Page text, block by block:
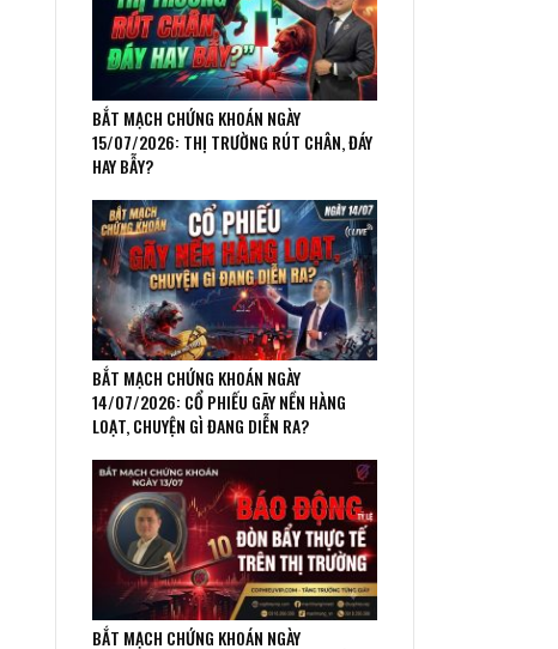
BẮT MẠCH CHỨNG KHOÁN NGÀY
15/07/2026: THỊ TRƯỜNG RÚT CHÂN, ĐÁY
HAY BẪY?
BẮT MẠCH CHỨNG KHOÁN NGÀY
14/07/2026: CỔ PHIẾU GÃY NỀN HÀNG
LOẠT, CHUYỆN GÌ ĐANG DIỄN RA?
BẮT MẠCH CHỨNG KHOÁN NGÀY